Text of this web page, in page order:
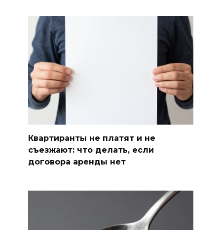
Квартиранты не платят и не
съезжают: что делать, если
договора аренды нет